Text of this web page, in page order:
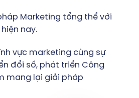
Marketing tổng thể với
nay.
vực marketing cùng sự
đổi số, phát triển Công
mang lại giải pháp